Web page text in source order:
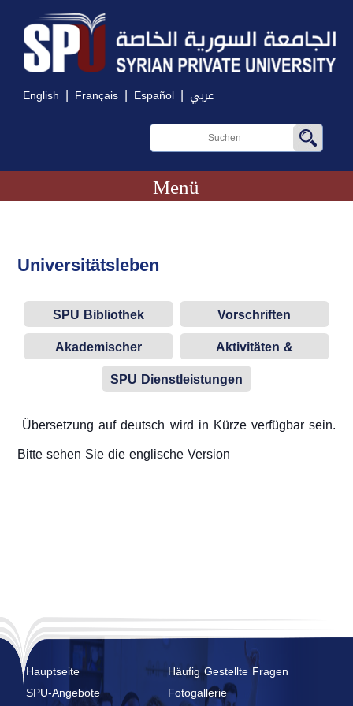
English | Français | Español | عربي
Menü
Universitätsleben
SPU Bibliothek
Vorschriften
Akademischer
Kalander
Aktivitäten &
Studentenclubs
SPU Dienstleistungen
Übersetzung auf deutsch wird in Kürze verfügbar sein.
Bitte sehen Sie die englische Version
Hauptseite
Häufig Gestellte Fragen
SPU-Angebote
Fotogallerie